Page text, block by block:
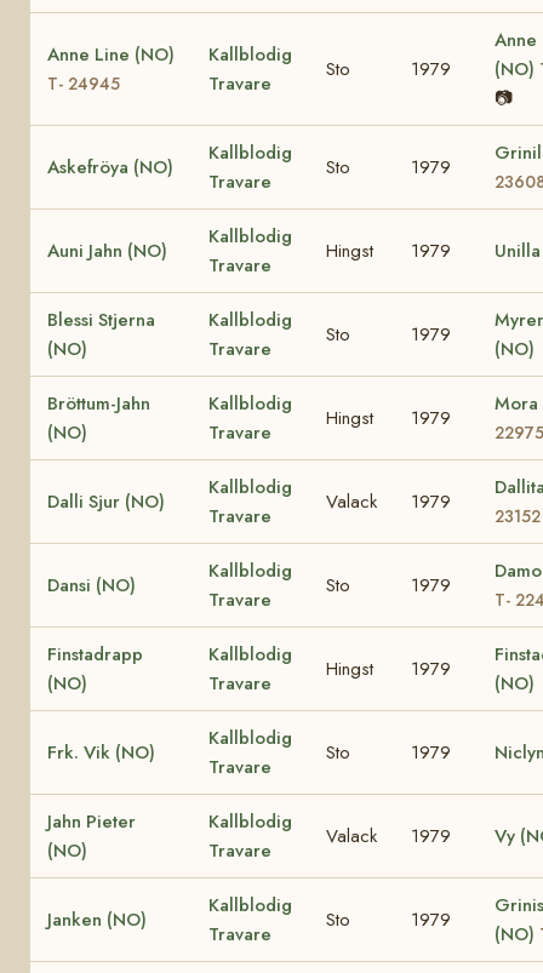
Anne Line (NO)
T- 24945
Kallblodig
Travare
Sto 1979
Anne
(NO)
📷
Askefröya (NO)
Kallblodig
Travare
Sto 1979
Auni Jahn (NO)
Kallblodig
Travare
Hingst 1979
Blessi Stjerna
(NO)
Kallblodig
Travare
Sto 1979
(NO)
Bröttum-Jahn
(NO)
Kallblodig
Travare
Hingst 1979
22975
Dalli Sjur (NO)
Kallblodig
Travare
Valack 1979
23152
Dansi (NO)
Kallblodig
Travare
Sto 1979
T-
Finstadrapp
(NO)
Kallblodig
Travare
Hingst 1979
(NO)
Frk. Vik (NO)
Kallblodig
Travare
Sto 1979
Jahn Pieter
(NO)
Kallblodig
Travare
Valack 1979 Vy
Janken (NO)
Kallblodig
Travare
Sto 1979
(NO)